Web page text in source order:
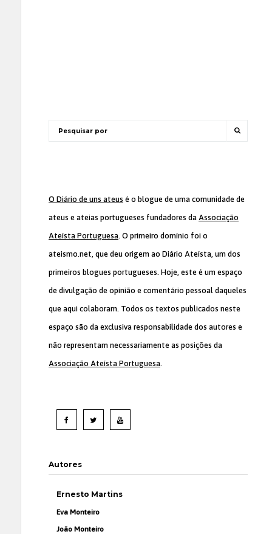
O Diário de uns ateus é o blogue de uma comunidade de
ateus e ateias portugueses fundadores da Associação
Ateísta Portuguesa. O primeiro domínio foi o
ateismo.net, que deu origem ao Diário Ateísta, um dos
primeiros blogues portugueses. Hoje, este é um espaço
de divulgação de opinião e comentário pessoal daqueles
que aqui colaboram. Todos os textos publicados neste
espaço são da exclusiva responsabilidade dos autores e
não representam necessariamente as posições da
Associação Ateísta Portuguesa.
Autores
Ernesto Martins
Eva Monteiro
João Monteiro